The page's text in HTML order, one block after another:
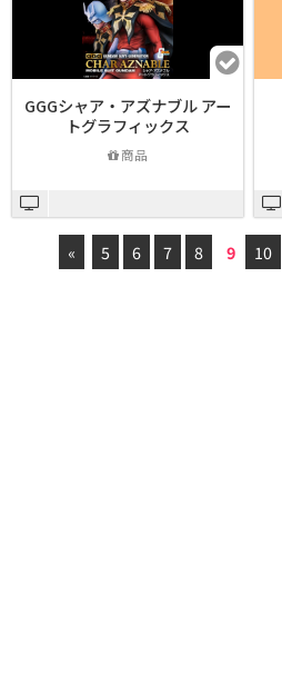
GGGシャア・アズナブル アー
トグラフィックス
商品
« 5 6 7 8 9 10